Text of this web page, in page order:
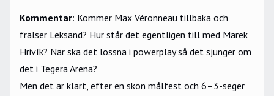
Kommentar: Kommer Max Véronneau tillbaka och
frälser Leksand? Hur står det egentligen till med Marek
Hrivík? När ska det lossna i powerplay så det sjunger om
det i Tegera Arena?
Men det är klart, efter en skön målfest och 6–3-seger